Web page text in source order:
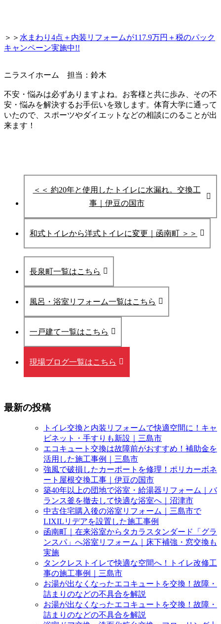
＞＞ 水まわり4点＋内装リフォームが117.9万円＋税のパック
キャンペーン実施中!!
ニラスイホーム 担当：鈴木
不安・悩みは必ずありますよね。お客様と共に歩み、その不
安・悩みを解決するお手伝いを致します。 体育大学に通って
いたので、スポーツやダイエットなどの相談にのることが出
来ます！
＜＜ 約20年と使用したトイレに水漏れ。交換工
事｜伊豆の国市
和式トイレから洋式トイレに変更｜函南町 ＞＞
長泉町一覧はこちら
風呂・浴室リフォーム一覧はこちら
一戸建て一覧はこちら
現場ブログ一覧はこちら
最新の投稿
トイレ交換と内装リフォームで快適空間に！キャ
ビネット・手すりも新設｜三島市
エコキュート交換は故障前がおすすめ！補助金を
活用した施工事例｜三島市
強風で破損したカーポートを修理！ポリカーボネ
ート屋根交換工事｜伊豆の国市
築40年以上の団地で浴室・給湯器リフォーム｜バ
ランス釜を撤去して快適な浴室へ｜沼津市
中古住宅購入後の浴室リフォーム｜三島市で
LIXILリデアを設置した施工事例
函南町｜在来浴室からタカラスタンダード「グラ
ンスパ」へ浴室リフォーム｜床下補強・窓交換も
実施
タンクレストイレで快適な空間へ！トイレ改修工
事の施工事例｜三島市
お湯が出なくなったエコキュートを交換！故障・
詰まりのなどの不具合を解説
お湯が出なくなったエコキュートを交換！故障・
詰まりのなどの不具合を解説